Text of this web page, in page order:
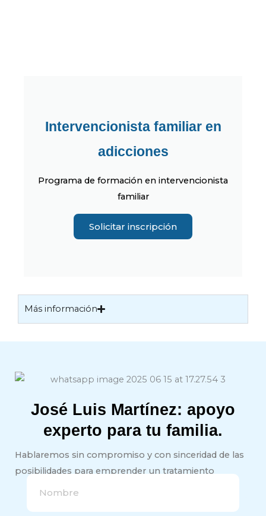
Intervencionista familiar en
adicciones
Programa de formación en intervencionista
familiar
Solicitar inscripción
Más información
José Luis Martínez: apoyo
experto para tu familia.
Hablaremos sin compromiso y con sinceridad de las
posibilidades para emprender un tratamiento